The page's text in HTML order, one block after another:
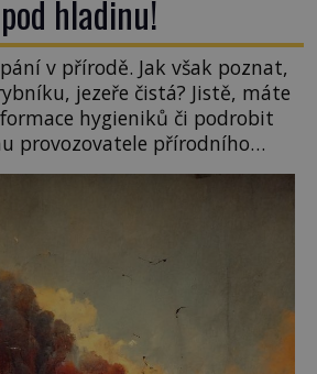
hladinu!
v přírodě. Jak však poznat,
jezeře čistá? Jistě, máte
hygieniků či podrobit
provozovatele přírodního
ale ještě jiná alternativa. Jaká?
a zjistit, kdo si onu
oblíbil už dávno před
[…]